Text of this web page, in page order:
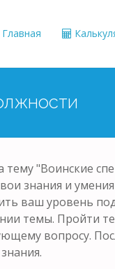
Главная
"Воинские
знания и
ваш уровень
темы. Пройти
вопросу.